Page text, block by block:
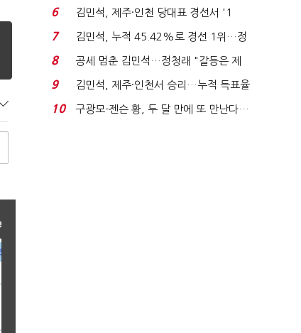
주 최고위원 계파 다...
6
김민석, 제주·인천 당대표 경선서 '1
위'(1보)...
7
김민석, 누적 45.42%로 경선 1위…정
청래와 격차 0.86%p(...
8
공세 멈춘 김민석…정청래 "갈등은 제
가 수습"
9
김민석, 제주·인천서 승리…누적 득표율
'1위 탈환'(종합)...
10
구광모-젠슨 황, 두 달 만에 또 만난다…